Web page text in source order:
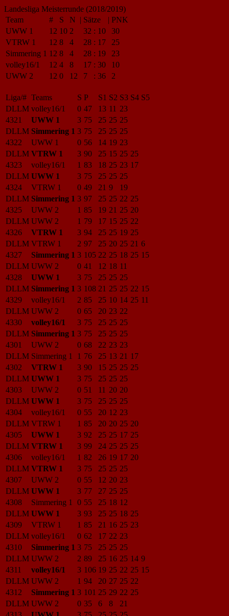
Landesliga Meisterrunde (2018/2019)
Team
# S N | Sätze | PNK
UWW 1
12 10 2 32 : 10
30
VTRW 1
12 8 4 28 : 17
25
Simmering 1 12 8 4 28 : 19
23
volley16/1
12 4 8 17 : 30
10
UWW 2
12 0 12 7 : 36 2
Liga/# Teams S P S1 S2 S3 S4 S5
DLLM volley16/1 0 47 13 11 23
4321
UWW 1 3 75 25 25 25
DLLM Simmering 1 3 75 25 25 25
4322
UWW 1 0 56 14 19 23
DLLM VTRW 1 3 90 25 15 25 25
4323
volley16/1 1 83 18 25 23 17
DLLM UWW 1 3 75 25 25 25
4324
VTRW 1 0 49 21 9
19
DLLM Simmering 1 3 97 25 25 22 25
4325
UWW 2 1 85 19 21 25 20
DLLM UWW 2 1 79 17 15 25 22
4326
VTRW 1 3 94 25 25 19 25
DLLM VTRW 1 2 97 25 20 25 21 6
4327
Simmering 1 3 105 22 25 18 25 15
DLLM UWW 2 0 41 12 18 11
4328
UWW 1 3 75 25 25 25
DLLM Simmering 1 3 108 21 25 25 22 15
4329
volley16/1 2 85 25 10 14 25 11
DLLM UWW 2 0 65 20 23 22
4330
volley16/1 3 75 25 25 25
DLLM Simmering 1 3 75 25 25 25
4301
UWW 2 0 68 22 23 23
DLLM Simmering 1 1 76 25 13 21 17
4302
VTRW 1 3 90 15 25 25 25
DLLM UWW 1 3 75 25 25 25
4303
UWW 2 0 51 11 20 20
DLLM UWW 1 3 75 25 25 25
4304
volley16/1 0 55 20 12 23
DLLM VTRW 1 1 85 20 20 25 20
4305
UWW 1 3 92 25 25 17 25
DLLM VTRW 1 3 99 24 25 25 25
4306
volley16/1 1 82 26 19 17 20
DLLM VTRW 1 3 75 25 25 25
4307
UWW 2 0 55 12 20 23
DLLM UWW 1 3 77 27 25 25
4308
Simmering 1 0 55 25 18 12
DLLM UWW 1 3 93 25 25 18 25
4309
VTRW 1 1 85 21 16 25 23
DLLM volley16/1 0 62 17 22 23
4310
Simmering 1 3 75 25 25 25
DLLM UWW 2 2 89 25 16 25 14 9
4311
volley16/1 3 106 19 25 22 25 15
DLLM UWW 2 1 94 20 27 25 22
4312
Simmering 1 3 101 25 29 22 25
DLLM UWW 2 0 35 6 8
21